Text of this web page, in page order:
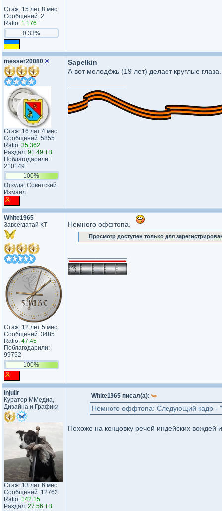
Стаж: 15 лет 8 мес.
Сообщений: 2
Ratio: 1.176
0.33%
messer20080 ®
Стаж: 16 лет 4 мес.
Сообщений: 5855
Ratio: 35.362
Раздал: 91.49 TB
Поблагодарили:
210149
100%
Откуда: Советский
Измаил
Sapelkin
А вот молодёжь (19 лет) делает круглые
White1965
Завсегдатай КТ
Стаж: 12 лет 5 мес.
Сообщений: 3485
Ratio: 47.45
Поблагодарили:
99752
100%
Немного оффтопа.
Просмотр доступен только для
Injulir
Куратор ММедиа,
Дизайна и Графики
Стаж: 13 лет 6 мес.
Сообщений: 12762
Ratio: 142.15
Раздал: 27.56 TB
White1965 писал(а):
Немного оффтопа: Следующий кадр -
Похоже на концовку речей индейских вождей